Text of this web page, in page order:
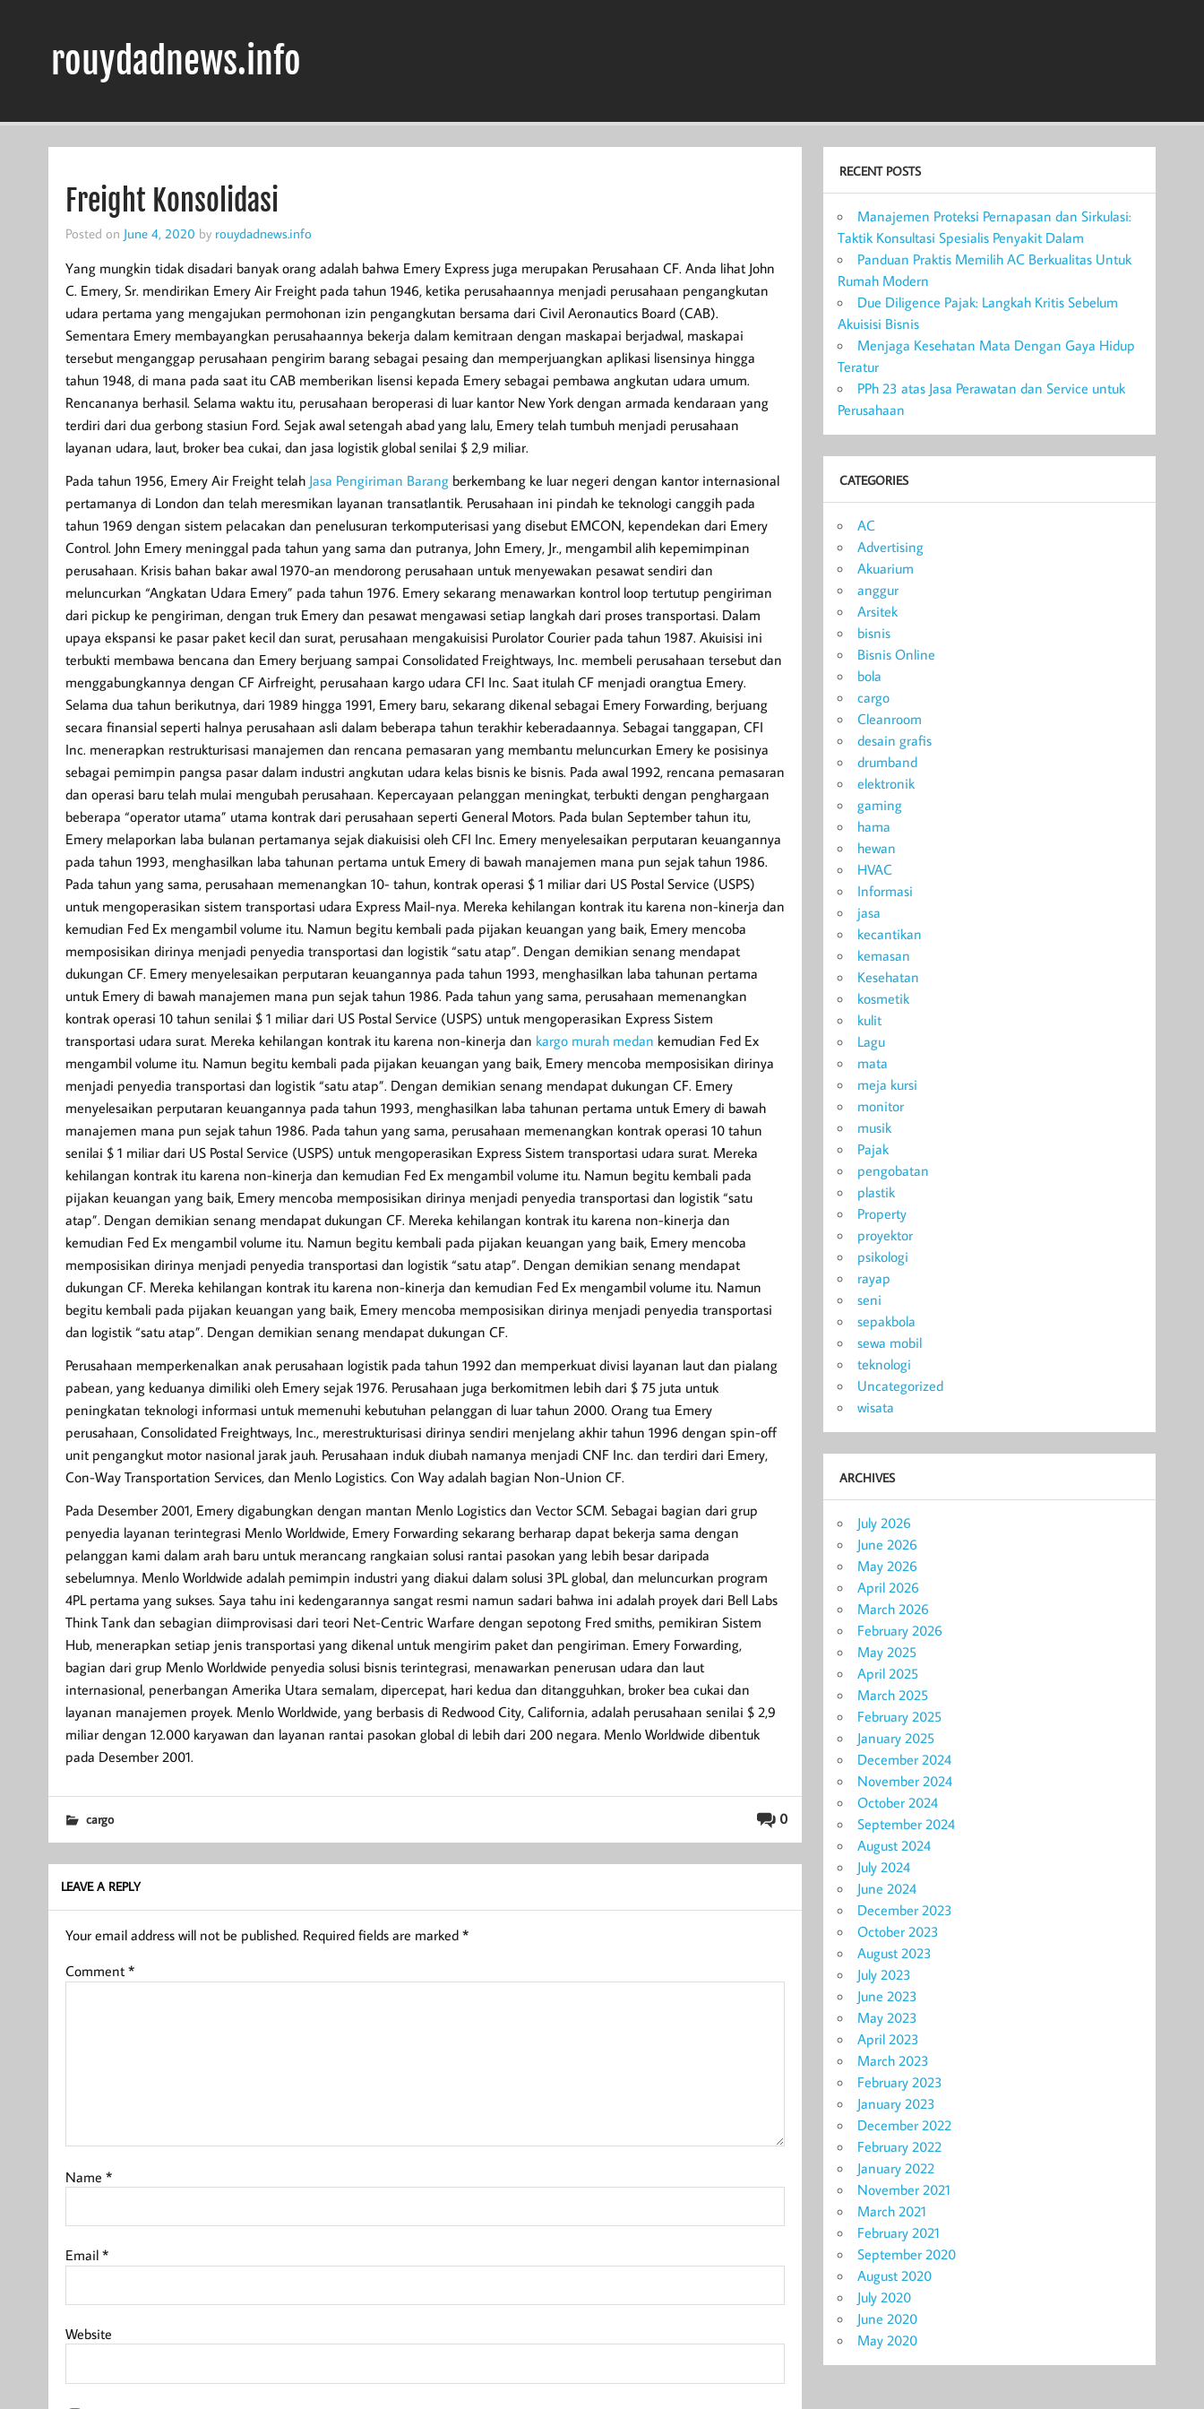
rouydadnews.info
Freight Konsolidasi
Posted on June 4, 2020 by rouydadnews.info
Yang mungkin tidak disadari banyak orang adalah bahwa Emery Express juga merupakan Perusahaan CF. Anda lihat John
C. Emery, Sr. mendirikan Emery Air Freight pada tahun 1946, ketika perusahaannya menjadi perusahaan pengangkutan
udara pertama yang mengajukan permohonan izin pengangkutan bersama dari Civil Aeronautics Board (CAB).
Sementara Emery membayangkan perusahaannya bekerja dalam kemitraan dengan maskapai berjadwal, maskapai
tersebut menganggap perusahaan pengirim barang sebagai pesaing dan memperjuangkan aplikasi lisensinya hingga
tahun 1948, di mana pada saat itu CAB memberikan lisensi kepada Emery sebagai pembawa angkutan udara umum.
Rencananya berhasil. Selama waktu itu, perusahaan beroperasi di luar kantor New York dengan armada kendaraan yang
terdiri dari dua gerbong stasiun Ford. Sejak awal setengah abad yang lalu, Emery telah tumbuh menjadi perusahaan
layanan udara, laut, broker bea cukai, dan jasa logistik global senilai $ 2,9 miliar.
Pada tahun 1956, Emery Air Freight telah Jasa Pengiriman Barangberkembang ke luar negeri dengan kantor internasional
pertamanya di London dan telah meresmikan layanan transatlantik. Perusahaan ini pindah ke teknologi canggih pada
tahun 1969 dengan sistem pelacakan dan penelusuran terkomputerisasi yang disebut EMCON, kependekan dari Emery
Control. John Emery meninggal pada tahun yang sama dan putranya, John Emery, Jr., mengambil alih kepemimpinan
perusahaan. Krisis bahan bakar awal 1970-an mendorong perusahaan untuk menyewakan pesawat sendiri dan
meluncurkan “Angkatan Udara Emery” pada tahun 1976. Emery sekarang menawarkan kontrol loop tertutup pengiriman
dari pickup ke pengiriman, dengan truk Emery dan pesawat mengawasi setiap langkah dari proses transportasi. Dalam
upaya ekspansi ke pasar paket kecil dan surat, perusahaan mengakuisisi Purolator Courier pada tahun 1987. Akuisisi ini
terbukti membawa bencana dan Emery berjuang sampai Consolidated Freightways, Inc. membeli perusahaan tersebut dan
menggabungkannya dengan CF Airfreight, perusahaan kargo udara CFI Inc. Saat itulah CF menjadi orangtua Emery.
Selama dua tahun berikutnya, dari 1989 hingga 1991, Emery baru, sekarang dikenal sebagai Emery Forwarding, berjuang
secara finansial seperti halnya perusahaan asli dalam beberapa tahun terakhir keberadaannya. Sebagai tanggapan, CFI
Inc. menerapkan restrukturisasi manajemen dan rencana pemasaran yang membantu meluncurkan Emery ke posisinya
sebagai pemimpin pangsa pasar dalam industri angkutan udara kelas bisnis ke bisnis. Pada awal 1992, rencana pemasaran
dan operasi baru telah mulai mengubah perusahaan. Kepercayaan pelanggan meningkat, terbukti dengan penghargaan
beberapa “operator utama” utama kontrak dari perusahaan seperti General Motors. Pada bulan September tahun itu,
Emery melaporkan laba bulanan pertamanya sejak diakuisisi oleh CFI Inc. Emery menyelesaikan perputaran keuangannya
pada tahun 1993, menghasilkan laba tahunan pertama untuk Emery di bawah manajemen mana pun sejak tahun 1986.
Pada tahun yang sama, perusahaan memenangkan 10- tahun, kontrak operasi $ 1 miliar dari US Postal Service (USPS)
untuk mengoperasikan sistem transportasi udara Express Mail-nya. Mereka kehilangan kontrak itu karena non-kinerja dan
kemudian Fed Ex mengambil volume itu. Namun begitu kembali pada pijakan keuangan yang baik, Emery mencoba
memposisikan dirinya menjadi penyedia transportasi dan logistik “satu atap”. Dengan demikian senang mendapat
dukungan CF. Emery menyelesaikan perputaran keuangannya pada tahun 1993, menghasilkan laba tahunan pertama
untuk Emery di bawah manajemen mana pun sejak tahun 1986. Pada tahun yang sama, perusahaan memenangkan
kontrak operasi 10 tahun senilai $ 1 miliar dari US Postal Service (USPS) untuk mengoperasikan Express Sistem
transportasi udara surat. Mereka kehilangan kontrak itu karena non-kinerja dan kargo murah medan kemudian Fed Ex
mengambil volume itu. Namun begitu kembali pada pijakan keuangan yang baik, Emery mencoba memposisikan dirinya
menjadi penyedia transportasi dan logistik “satu atap”. Dengan demikian senang mendapat dukungan CF. Emery
menyelesaikan perputaran keuangannya pada tahun 1993, menghasilkan laba tahunan pertama untuk Emery di bawah
manajemen mana pun sejak tahun 1986. Pada tahun yang sama, perusahaan memenangkan kontrak operasi 10 tahun
senilai $ 1 miliar dari US Postal Service (USPS) untuk mengoperasikan Express Sistem transportasi udara surat. Mereka
kehilangan kontrak itu karena non-kinerja dan kemudian Fed Ex mengambil volume itu. Namun begitu kembali pada
pijakan keuangan yang baik, Emery mencoba memposisikan dirinya menjadi penyedia transportasi dan logistik “satu
atap”. Dengan demikian senang mendapat dukungan CF. Mereka kehilangan kontrak itu karena non-kinerja dan
kemudian Fed Ex mengambil volume itu. Namun begitu kembali pada pijakan keuangan yang baik, Emery mencoba
memposisikan dirinya menjadi penyedia transportasi dan logistik “satu atap”. Dengan demikian senang mendapat
dukungan CF. Mereka kehilangan kontrak itu karena non-kinerja dan kemudian Fed Ex mengambil volume itu. Namun
begitu kembali pada pijakan keuangan yang baik, Emery mencoba memposisikan dirinya menjadi penyedia transportasi
dan logistik “satu atap”. Dengan demikian senang mendapat dukungan CF.
Perusahaan memperkenalkan anak perusahaan logistik pada tahun 1992 dan memperkuat divisi layanan laut dan pialang
pabean, yang keduanya dimiliki oleh Emery sejak 1976. Perusahaan juga berkomitmen lebih dari $ 75 juta untuk
peningkatan teknologi informasi untuk memenuhi kebutuhan pelanggan di luar tahun 2000. Orang tua Emery
perusahaan, Consolidated Freightways, Inc., merestrukturisasi dirinya sendiri menjelang akhir tahun 1996 dengan spin-off
unit pengangkut motor nasional jarak jauh. Perusahaan induk diubah namanya menjadi CNF Inc. dan terdiri dari Emery,
Con-Way Transportation Services, dan Menlo Logistics. Con Way adalah bagian Non-Union CF.
Pada Desember 2001, Emery digabungkan dengan mantan Menlo Logistics dan Vector SCM. Sebagai bagian dari grup
penyedia layanan terintegrasi Menlo Worldwide, Emery Forwarding sekarang berharap dapat bekerja sama dengan
pelanggan kami dalam arah baru untuk merancang rangkaian solusi rantai pasokan yang lebih besar daripada
sebelumnya. Menlo Worldwide adalah pemimpin industri yang diakui dalam solusi 3PL global, dan meluncurkan program
4PL pertama yang sukses. Saya tahu ini kedengarannya sangat resmi namun sadari bahwa ini adalah proyek dari Bell Labs
Think Tank dan sebagian diimprovisasi dari teori Net-Centric Warfare dengan sepotong Fred smiths, pemikiran Sistem
Hub, menerapkan setiap jenis transportasi yang dikenal untuk mengirim paket dan pengiriman. Emery Forwarding,
bagian dari grup Menlo Worldwide penyedia solusi bisnis terintegrasi, menawarkan penerusan udara dan laut
internasional, penerbangan Amerika Utara semalam, dipercepat, hari kedua dan ditangguhkan, broker bea cukai dan
layanan manajemen proyek. Menlo Worldwide, yang berbasis di Redwood City, California, adalah perusahaan senilai $ 2,9
miliar dengan 12.000 karyawan dan layanan rantai pasokan global di lebih dari 200 negara. Menlo Worldwide dibentuk
pada Desember 2001.
0
cargo
LEAVE A REPLY
Your email address will not be published. Required fields are marked *
Comment *
Name *
Email *
Website
RECENT POSTS
Manajemen Proteksi Pernapasan dan Sirkulasi:
Taktik Konsultasi Spesialis Penyakit Dalam
Panduan Praktis Memilih AC Berkualitas Untuk
Rumah Modern
Due Diligence Pajak: Langkah Kritis Sebelum
Akuisisi Bisnis
Menjaga Kesehatan Mata Dengan Gaya Hidup
Teratur
PPh 23 atas Jasa Perawatan dan Service untuk
Perusahaan
CATEGORIES
AC
Advertising
Akuarium
anggur
Arsitek
bisnis
Bisnis Online
bola
cargo
Cleanroom
desain grafis
drumband
elektronik
gaming
hama
hewan
HVAC
Informasi
jasa
kecantikan
kemasan
Kesehatan
kosmetik
kulit
Lagu
mata
meja kursi
monitor
musik
Pajak
pengobatan
plastik
Property
proyektor
psikologi
rayap
seni
sepakbola
sewa mobil
teknologi
Uncategorized
wisata
ARCHIVES
July 2026
June 2026
May 2026
April 2026
March 2026
February 2026
May 2025
April 2025
March 2025
February 2025
January 2025
December 2024
November 2024
October 2024
September 2024
August 2024
July 2024
June 2024
December 2023
October 2023
August 2023
July 2023
June 2023
May 2023
April 2023
March 2023
February 2023
January 2023
December 2022
February 2022
January 2022
November 2021
March 2021
February 2021
September 2020
August 2020
July 2020
June 2020
May 2020